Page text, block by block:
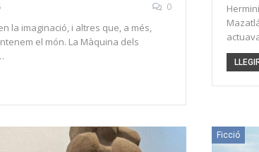
0
la imaginació, i altres que, a més,
el món. La Màquina dels
Ficció